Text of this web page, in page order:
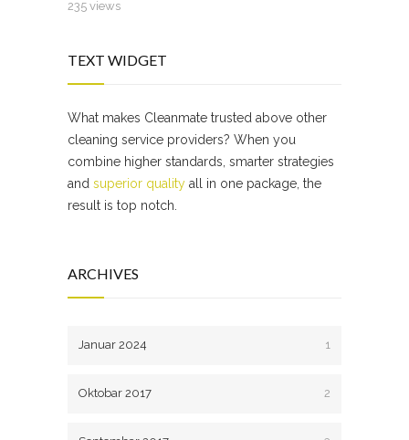
235 views
TEXT WIDGET
What makes Cleanmate trusted above other
cleaning service providers? When you
combine higher standards, smarter strategies
and superior quality all in one package, the
result is top notch.
ARCHIVES
Januar 2024 1
Oktobar 2017 2